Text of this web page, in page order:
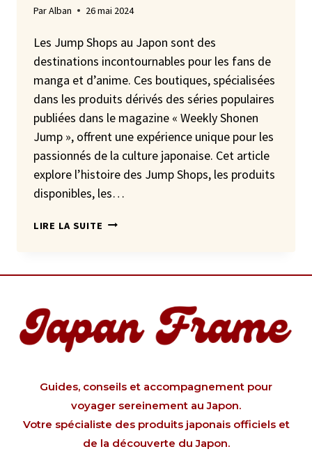
ParAlban 26 mai 2024
Les Jump Shops au Japon sont des
destinations incontournables pour les fans de
manga et d’anime. Ces boutiques, spécialisées
dans les produits dérivés des séries populaires
publiées dans le magazine « Weekly Shonen
Jump », offrent une expérience unique pour les
passionnés de la culture japonaise. Cet article
explore l’histoire des Jump Shops, les produits
disponibles, les…
LIRE LA SUITE JUMP
JAPON
Guides, conseils et accompagnement pour
voyager sereinement au Japon.
Votre spécialiste des produits japonais officiels et
de la découverte du Japon.